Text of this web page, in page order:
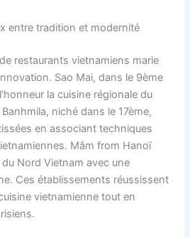
entre tradition et modernité
restaurants vietnamiens marie
Sao Mai, dans le 9ème
la cuisine régionale du
niché dans le 17ème,
en associant techniques
Mắm from Hanoï
Nord Vietnam avec une
Ces établissements réussissent
vietnamienne tout en